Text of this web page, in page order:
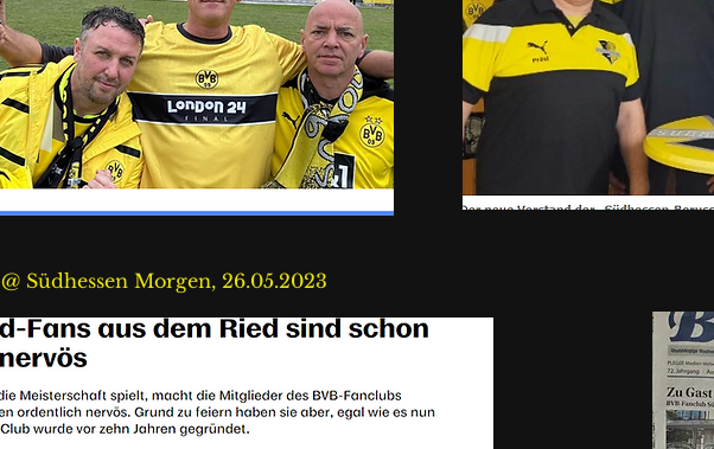
@ Südhessen Morgen, 26.05.2023